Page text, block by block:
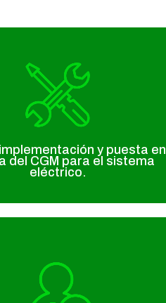
y puesta en
del CGM para el sistema
eléctrico.